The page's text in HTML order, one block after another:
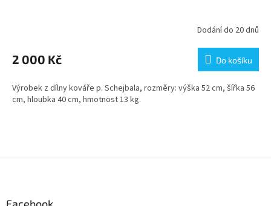
Dodání do 20 dnů
2 000 Kč Do košíku
Výrobek z dílny kováře p. Schejbala, rozměry: výška 52 cm, šířka 56
cm, hloubka 40 cm, hmotnost 13 kg.